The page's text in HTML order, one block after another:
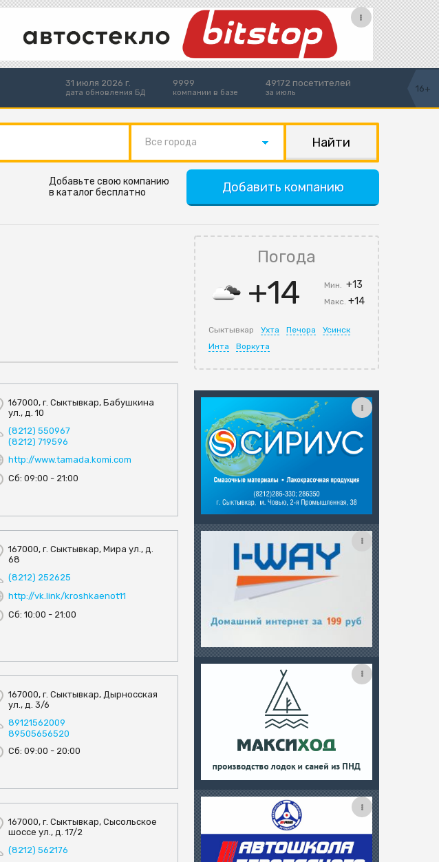
31 июля 2026 г.
дата обновления БД
9999
компании в базе
49172 посетителей
за июль 16+
Все города
Добавить компанию
Добавьте свою компанию
в каталог бесплатно
167000, г. Сыктывкар, Бабушкина
ул., д. 10
(8212) 550967
(8212) 719596
http://www.tamada.komi.com
Сб: 09:00 - 21:00
167000, г. Сыктывкар, Мира ул., д.
68
(8212) 252625
http://vk.link/kroshkaenot11
Сб: 10:00 - 21:00
167000, г. Сыктывкар, Дырносская
ул., д. 3/6
89121562009
89505656520
Сб: 09:00 - 20:00
167000, г. Сыктывкар, Сысольское
шоссе ул., д. 17/2
(8212) 562176
Погода
+14 Мин.+13
Макс.+14
Сыктывкар Ухта Печора
Усинск
Инта
Воркута